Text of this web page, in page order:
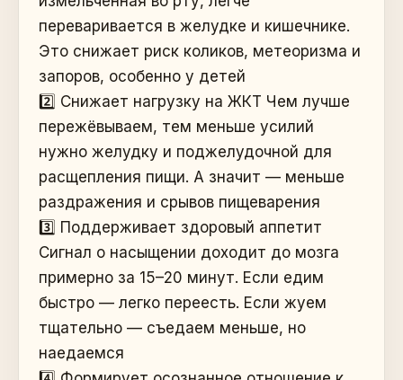
переваривается в желудке и кишечнике.
Это снижает риск коликов, метеоризма и
запоров, особенно у детей
2️⃣ Снижает нагрузку на ЖКТ Чем лучше
пережёвываем, тем меньше усилий
нужно желудку и поджелудочной для
расщепления пищи. А значит — меньше
раздражения и срывов пищеварения
3️⃣ Поддерживает здоровый аппетит
Сигнал о насыщении доходит до мозга
примерно за 15–20 минут. Если едим
быстро — легко переесть. Если жуем
тщательно — съедаем меньше, но
наедаемся